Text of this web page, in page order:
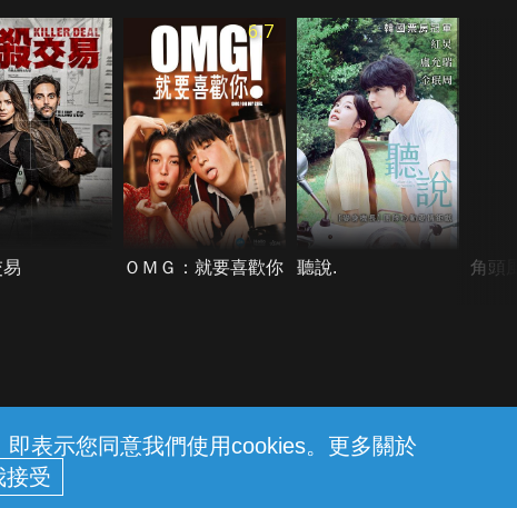
表示您同意我們使用cookies。更多關於
6.7
ＯＭＧ：就要喜歡你 聽說. 角頭